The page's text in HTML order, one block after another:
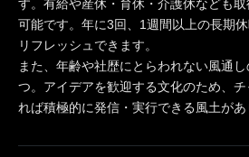
す。有給や産休・育休・介護休なども
可能です。年に3回、1週間以上の長期
リフレッシュできます。
また、年齢や社歴にとらわれない風通
つ。アイデアを歓迎する文化のため、
れば積極的に発信・実行できる風土があ